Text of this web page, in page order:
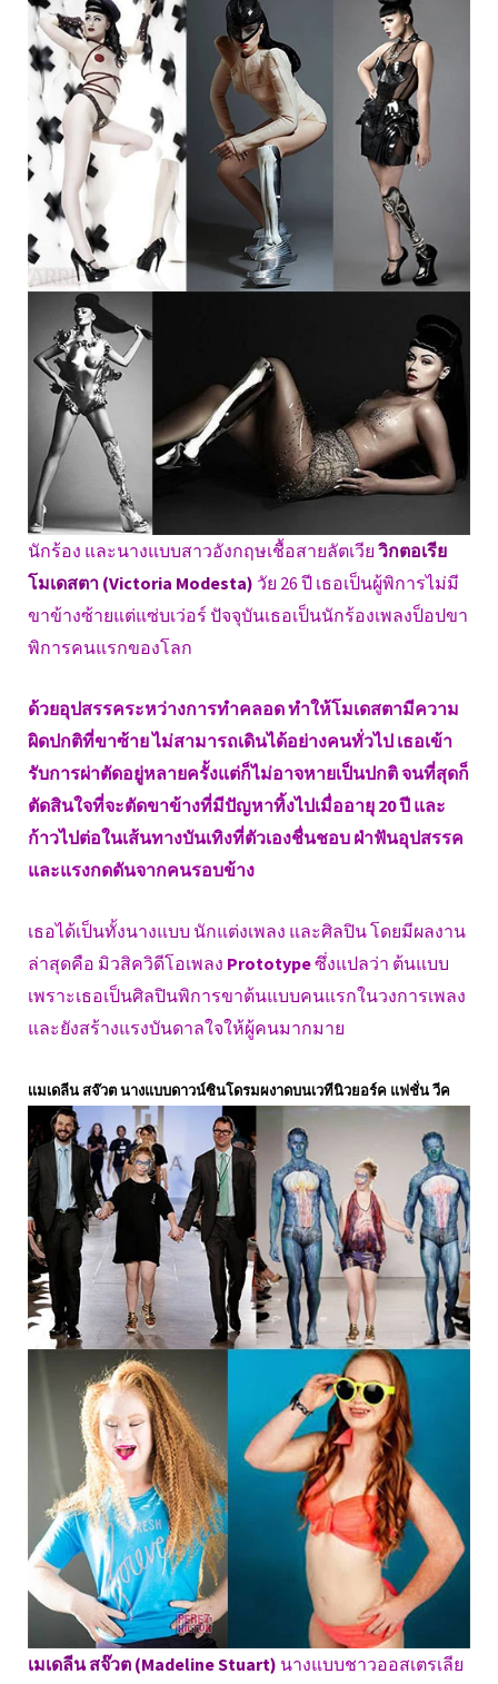
นักร้อง และนางแบบสาวอังกฤษเชื้อสายลัตเวีย วิกตอเรีย
โมเดสตา (Victoria Modesta) วัย 26 ปี เธอเป็นผู้พิการไม่มี
ขาข้างซ้ายแต่แซ่บเว่อร์ ปัจจุบันเธอเป็นนักร้องเพลงป็อปขา
พิการคนแรกของโลก
ด้วยอุปสรรคระหว่างการทำคลอด ทำให้โมเดสตามีความ
ผิดปกติที่ขาซ้าย ไม่สามารถเดินได้อย่างคนทั่วไป เธอเข้า
รับการผ่าตัดอยู่หลายครั้งแต่ก็ไม่อาจหายเป็นปกติ จนที่สุดก็
ตัดสินใจที่จะตัดขาข้างที่มีปัญหาทิ้งไปเมื่ออายุ 20 ปี และ
ก้าวไปต่อในเส้นทางบันเทิงที่ตัวเองชื่นชอบ ฝ่าฟันอุปสรรค
และแรงกดดันจากคนรอบข้าง
เธอได้เป็นทั้งนางแบบ นักแต่งเพลง และศิลปิน โดยมีผลงาน
ล่าสุดคือ มิวสิควิดีโอเพลง Prototypeซึ่งแปลว่า ต้นแบบ
เพราะเธอเป็นศิลปินพิการขาต้นแบบคนแรกในวงการเพลง
และยังสร้างแรงบันดาลใจให้ผู้คนมากมาย
เเมเดลีน สจ๊วต นางแบบดาวน์ซินโดรมผงาดบนเวทีนิวยอร์ค แฟชั่น วีค
เมเดลีน สจ๊วต (Madeline Stuart) นางแบบชาวออสเตรเลีย